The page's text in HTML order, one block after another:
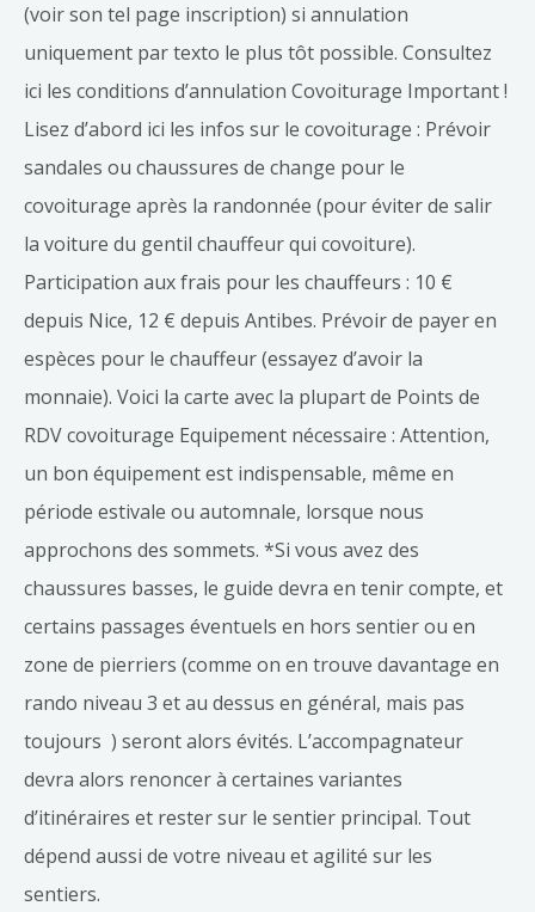
(voir son tel page inscription) si annulation
uniquement par texto le plus tôt possible. Consultez
ici les conditions d’annulation Covoiturage Important !
Lisez d’abord ici les infos sur le covoiturage : Prévoir
sandales ou chaussures de change pour le
covoiturage après la randonnée (pour éviter de salir
la voiture du gentil chauffeur qui covoiture).
Participation aux frais pour les chauffeurs : 10 €
depuis Nice, 12 € depuis Antibes. Prévoir de payer en
espèces pour le chauffeur (essayez d’avoir la
monnaie). Voici la carte avec la plupart de Points de
RDV covoiturage Equipement nécessaire : Attention,
un bon équipement est indispensable, même en
période estivale ou automnale, lorsque nous
approchons des sommets. *Si vous avez des
chaussures basses, le guide devra en tenir compte, et
certains passages éventuels en hors sentier ou en
zone de pierriers (comme on en trouve davantage en
rando niveau 3 et au dessus en général, mais pas
toujours ) seront alors évités. L’accompagnateur
devra alors renoncer à certaines variantes
d’itinéraires et rester sur le sentier principal. Tout
dépend aussi de votre niveau et agilité sur les
sentiers.